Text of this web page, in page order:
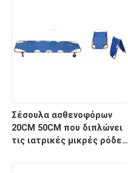
Σέσουλα ασθενοφόρων
20CM 50CM που διπλώνει
τις ιατρικές μικρές ρόδες